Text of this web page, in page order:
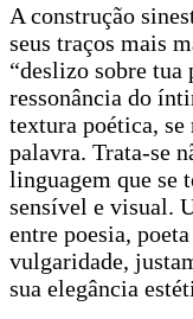
A construção
seus traços mais
“deslizo sobre tua
ressonância do
textura poética,
palavra. Trata-se
linguagem que
sensível e visual.
entre poesia,
vulgaridade,
sua elegância